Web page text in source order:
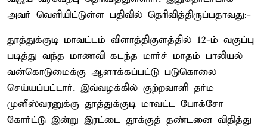
அவர் வெளியிட்டுள்ள பதிவில் தெரிவித்திருப்பதாவது:-
தூத்துக்குடி மாவட்டம் விளாத்திகுளத்தில் 12-ம் வகுப்பு
படித்து வந்த மாணவி கடந்த மார்ச் மாதம் பாலியல்
வன்கொடுமைக்கு ஆளாக்கப்பட்டு படுகொலை
செய்யப்பட்டார். இவ்வழக்கில் குற்றவாளி தர்ம
முனீஸ்வரனுக்கு தூத்துக்குடி மாவட்ட போக்சோ
கோர்ட்டு இன்று இரட்டை தூக்குத் தண்டனை விதித்து